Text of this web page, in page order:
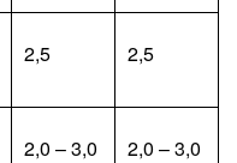
2,5 2,5
2,0 – 3,0 2,0 – 3,0